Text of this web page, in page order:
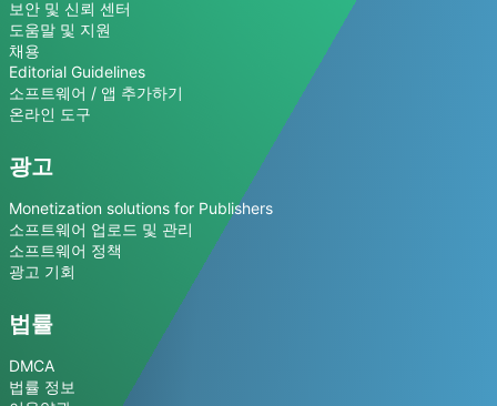
보안 및 신뢰 센터
도움말 및 지원
채용
Editorial Guidelines
소프트웨어 / 앱 추가하기
온라인 도구
광고
Monetization solutions for Publishers
소프트웨어 업로드 및 관리
소프트웨어 정책
광고 기회
법률
DMCA
법률 정보